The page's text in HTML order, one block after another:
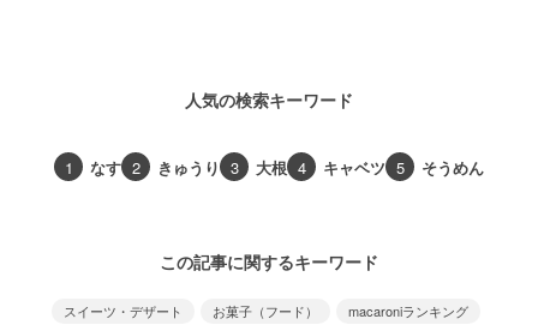
人気の検索キーワード
1 なす 2 きゅうり 3 大根 4 キャベツ 5 そうめん
この記事に関するキーワード
スイーツ・デザート お菓子（フード） macaroniランキング